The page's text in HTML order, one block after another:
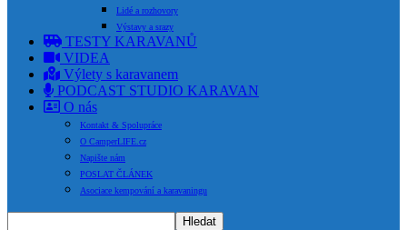
Lidé a rozhovory
Výstavy a srazy
TESTY KARAVANŮ
VIDEA
Výlety s karavanem
PODCAST STUDIO KARAVAN
O nás
Kontakt & Spolupráce
O CamperLIFE.cz
Napište nám
POSLAT ČLÁNEK
Asociace kempování a karavaningu